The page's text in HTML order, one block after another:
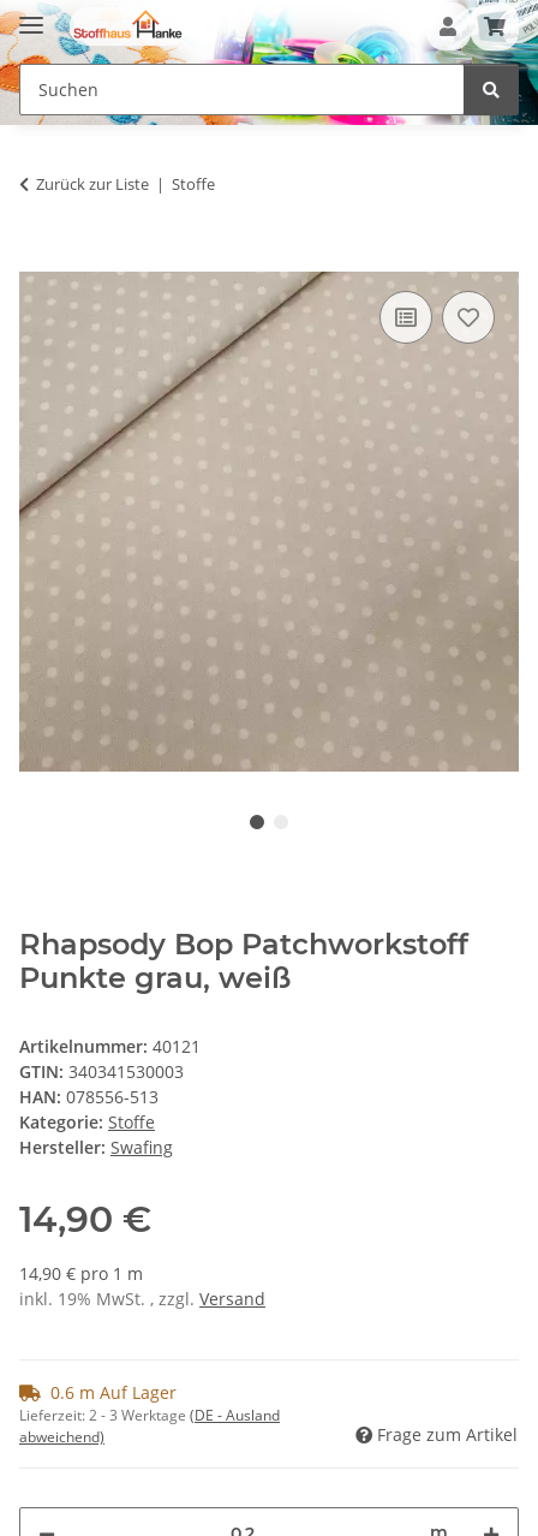
Zurück zur Liste Stoffe
Rhapsody Bop Patchworkstoff
Punkte grau, weiß
Artikelnummer: 40121
GTIN: 340341530003
HAN: 078556-513
Kategorie: Stoffe
Hersteller: Swafing
14,90 €
14,90 € pro 1 m
inkl. 19% MwSt. , zzgl. Versand
0.6 m Auf Lager
Lieferzeit:2 - 3 Werktage (DE - Ausland
abweichend)
Frage zum Artikel